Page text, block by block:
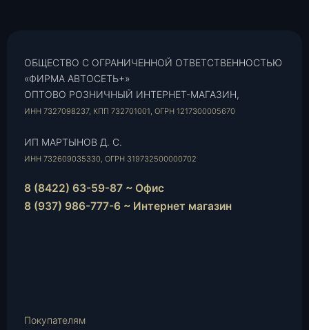
ОБЩЕСТВО С ОГРАНИЧЕННОЙ ОТВЕТСТВЕННОСТЬЮ
«ФИРМА АВТОСЕТЬ+»
ОПТОВО РОЗНИЧНЫЙ ИНТЕРНЕТ-МАГАЗИН,
ИНН 7327098237, КПП 732701001, ОГРН 1217300005670
ИП МАРТЫНОВ Д. С.
ИНН 732609035330, ОГРН 319732500000702
8 (8422) 63-59-87 ~ Офис
8 (937) 986-777-6 ~ Интернет магазин
Mail
Покупателям